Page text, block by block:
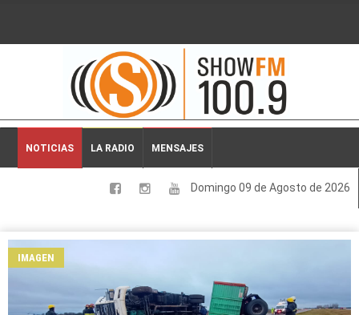
2026-08-09 08:09:07
NOTICIAS LA RADIO MENSAJES
Domingo 09 de Agosto de 2026
LOCALES
ESPECTACULOS
IMAGEN